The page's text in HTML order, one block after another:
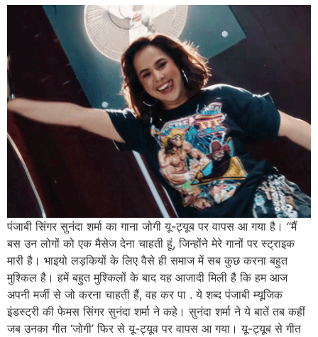
पंजाबी सिंगर सुनंदा शर्मा का गाना जोगी यू-ट्यूब पर वापस आ गया है। “मैं
बस उन लोगों को एक मैसेज देना चाहती हूं, जिन्होंने मेरे गानों पर स्ट्राइक
मारी है। भाइयो लड़कियों के लिए वैसे ही समाज में सब कुछ करना बहुत
मुश्किल है। हमें बहुत मुश्किलों के बाद यह आजादी मिली है कि हम आज
अपनी मर्जी से जो करना चाहती हैं, वह कर पा . ये शब्द पंजाबी म्यूजिक
इंडस्ट्री की फेमस सिंगर सुनंदा शर्मा ने कहे। सुनंदा शर्मा ने ये बातें तब कहीं
जब उनका गीत ‘जोगी’ फिर से यू-ट्यूव पर वापस आ गया। यू-ट्यूब से गीत